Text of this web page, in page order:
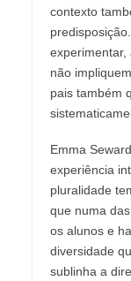
contexto
experimentar,
não
pais também
Emma
experiência
pluralidade
que numa
os alunos e
diversidade
sublinha a